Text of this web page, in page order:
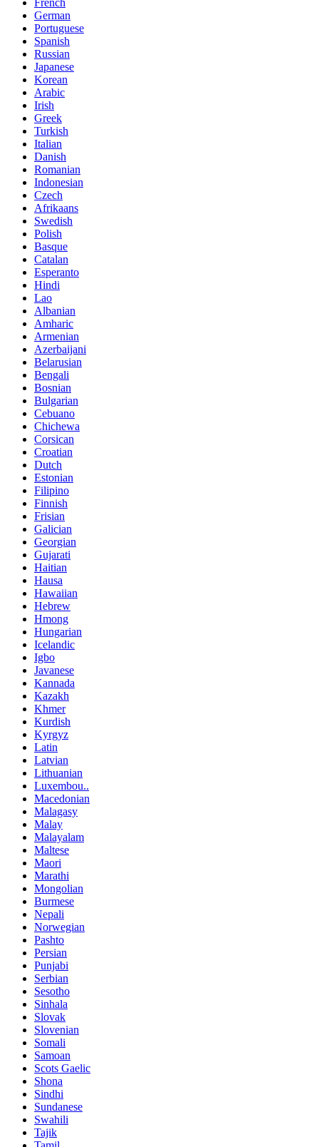
French
German
Portuguese
Spanish
Russian
Japanese
Korean
Arabic
Irish
Greek
Turkish
Italian
Danish
Romanian
Indonesian
Czech
Afrikaans
Swedish
Polish
Basque
Catalan
Esperanto
Hindi
Lao
Albanian
Amharic
Armenian
Azerbaijani
Belarusian
Bengali
Bosnian
Bulgarian
Cebuano
Chichewa
Corsican
Croatian
Dutch
Estonian
Filipino
Finnish
Frisian
Galician
Georgian
Gujarati
Haitian
Hausa
Hawaiian
Hebrew
Hmong
Hungarian
Icelandic
Igbo
Javanese
Kannada
Kazakh
Khmer
Kurdish
Kyrgyz
Latin
Latvian
Lithuanian
Luxembou..
Macedonian
Malagasy
Malay
Malayalam
Maltese
Maori
Marathi
Mongolian
Burmese
Nepali
Norwegian
Pashto
Persian
Punjabi
Serbian
Sesotho
Sinhala
Slovak
Slovenian
Somali
Samoan
Scots Gaelic
Shona
Sindhi
Sundanese
Swahili
Tajik